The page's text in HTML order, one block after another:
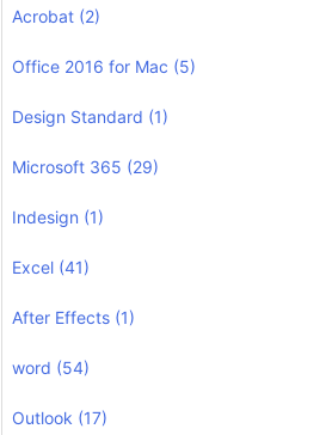
Acrobat (2)
Office 2016 for Mac (5)
Design Standard (1)
Microsoft 365 (29)
Indesign (1)
Excel (41)
After Effects (1)
word (54)
Outlook (17)